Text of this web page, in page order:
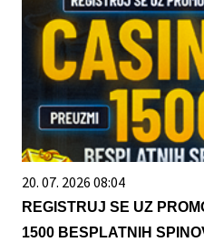
20. 07. 2026 08:04
REGISTRUJ SE UZ
1500 BESPLATNIH